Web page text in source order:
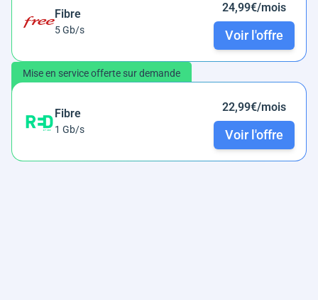
Fibre
5 Gb/s
24,99€/mois
Voir l'offre
Mise en service offerte sur demande
Fibre
1 Gb/s
22,99€/mois
Voir l'offre